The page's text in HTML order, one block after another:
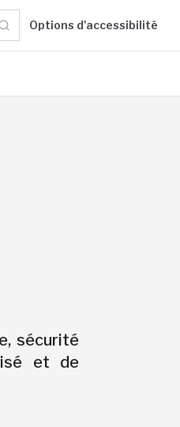
Options d'accessibilité
sécurité
et de